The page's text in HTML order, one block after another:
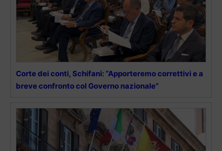
Corte dei conti, Schifani: “Apporteremo correttivi e a
breve confronto col Governo nazionale”